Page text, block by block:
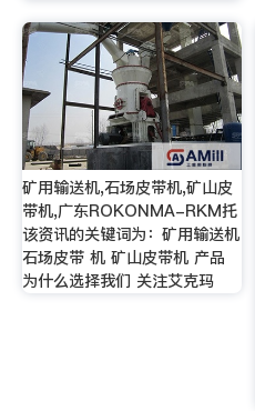
矿用输送机,石场皮带机,矿山皮
带机,广东ROKONMA-RKM托
该资讯的关键词为：矿用输送机
石场皮带 机 矿山皮带机 产品
为什么选择我们 关注艾克玛